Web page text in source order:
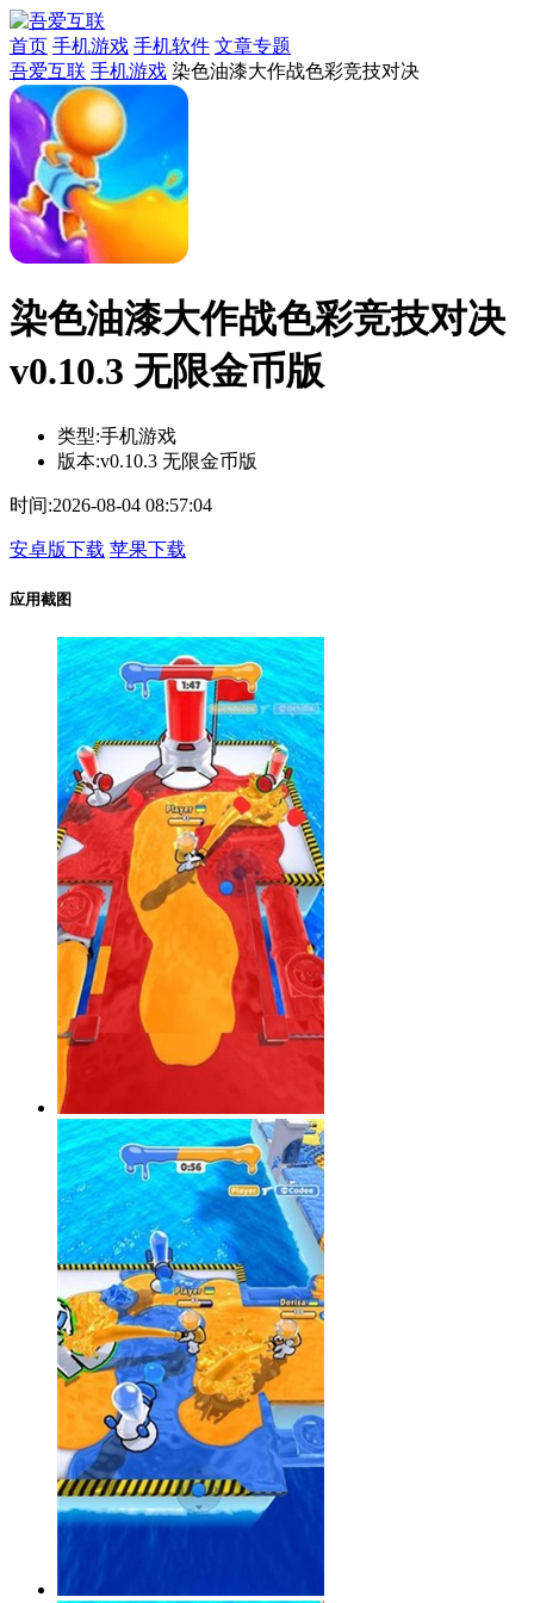
首页 手机游戏 手机软件 文章专题
吾爱互联 手机游戏 染色油漆大作战色彩竞技对决
染色油漆大作战色彩竞技对决
v0.10.3 无限金币版
类型:手机游戏
版本:v0.10.3 无限金币版
时间:2026-08-04 08:57:04
安卓版下载 苹果下载
应用截图